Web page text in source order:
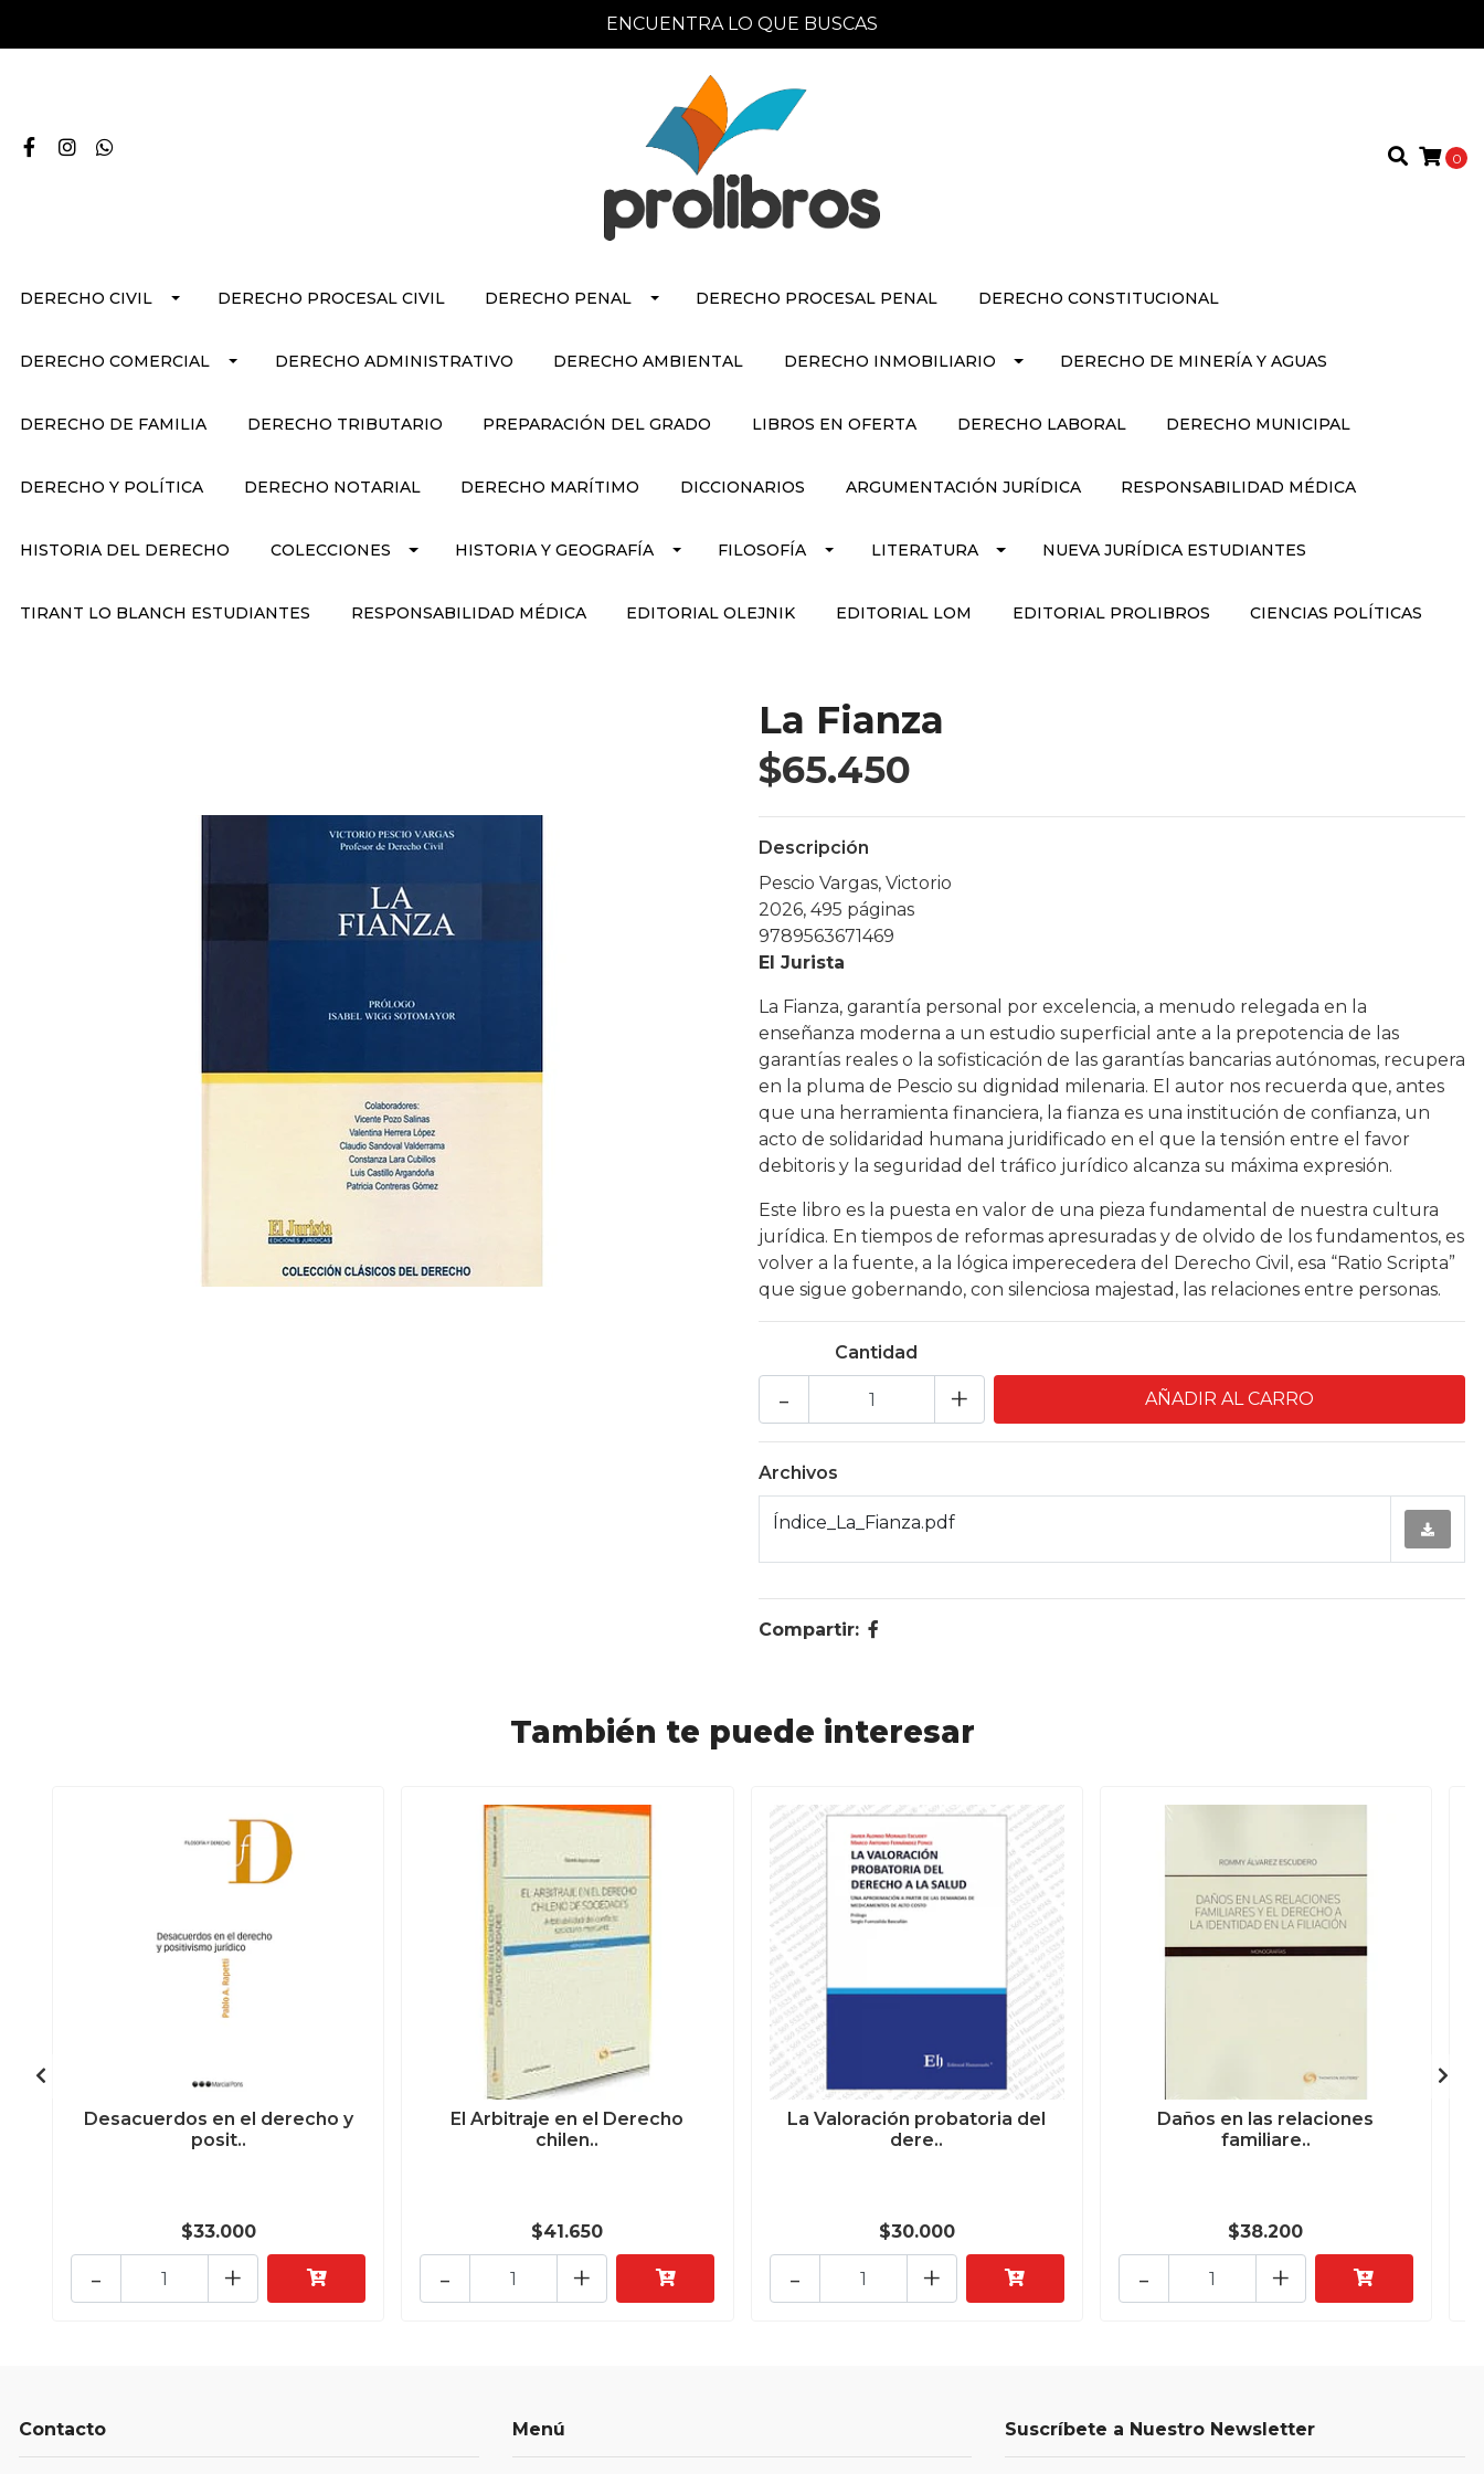
ENCUENTRA LO QUE BUSCAS
0
DERECHO CIVIL DERECHO PROCESAL CIVIL DERECHO PENAL DERECHO PROCESAL PENAL DERECHO CONSTITUCIONAL
DERECHO COMERCIAL DERECHO ADMINISTRATIVO DERECHO AMBIENTAL DERECHO INMOBILIARIO DERECHO DE MINERÍA Y AGUAS
DERECHO DE FAMILIA DERECHO TRIBUTARIO PREPARACIÓN DEL GRADO LIBROS EN OFERTA DERECHO LABORAL DERECHO MUNICIPAL
DERECHO Y POLÍTICA DERECHO NOTARIAL DERECHO MARÍTIMO DICCIONARIOS ARGUMENTACIÓN JURÍDICA RESPONSABILIDAD MÉDICA
HISTORIA DEL DERECHO COLECCIONES HISTORIA Y GEOGRAFÍA FILOSOFÍA LITERATURA NUEVA JURÍDICA ESTUDIANTES
TIRANT LO BLANCH ESTUDIANTES RESPONSABILIDAD MÉDICA EDITORIAL OLEJNIK EDITORIAL LOM EDITORIAL PROLIBROS CIENCIAS POLÍTICAS
La Fianza
$65.450
Descripción
Pescio Vargas, Victorio
2026, 495 páginas
9789563671469
El Jurista
La Fianza, garantía personal por excelencia, a menudo relegada en la
enseñanza moderna a un estudio superficial ante a la prepotencia de las
garantías reales o la sofisticación de las garantías bancarias autónomas, recupera
en la pluma de Pescio su dignidad milenaria. El autor nos recuerda que, antes
que una herramienta financiera, la fianza es una institución de confianza, un
acto de solidaridad humana juridificado en el que la tensión entre el favor
debitoris y la seguridad del tráfico jurídico alcanza su máxima expresión.
Este libro es la puesta en valor de una pieza fundamental de nuestra cultura
jurídica. En tiempos de reformas apresuradas y de olvido de los fundamentos, es
volver a la fuente, a la lógica imperecedera del Derecho Civil, esa “Ratio Scripta”
que sigue gobernando, con silenciosa majestad, las relaciones entre personas.
Cantidad
+
-
Archivos
Índice_La_Fianza.pdf
Compartir:
También te puede interesar
Desacuerdos en el derecho y
posit..
$33.000
+
-
El Arbitraje en el Derecho
chilen..
$41.650
+
-
La Valoración probatoria del
dere..
$30.000
+
-
Daños en las relaciones
familiare..
$38.200
+
-
Contacto Menú Suscríbete a Nuestro Newsletter